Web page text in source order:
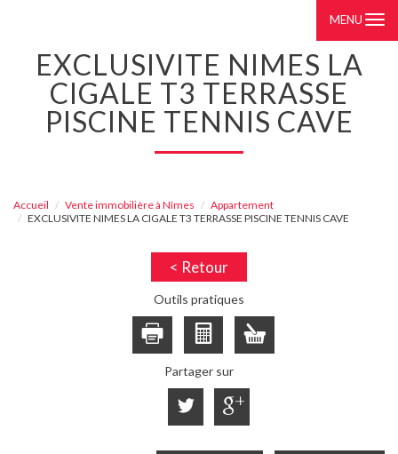
MENU
EXCLUSIVITE NIMES LA
CIGALE T3 TERRASSE
PISCINE TENNIS CAVE
Accueil Vente immobilière à Nîmes
Appartement
EXCLUSIVITE NIMES LA CIGALE T3 TERRASSE PISCINE TENNIS CAVE
< Retour
Outils pratiques
Partager sur